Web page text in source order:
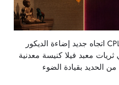
CPL-177 اتجاه جديد إضاءة الديكور
ثريات معبد فيلا كنيسة معدنية
من الحديد بقيادة الضوء